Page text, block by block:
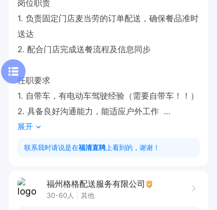
岗位职责
1. 负责固定门店麦当劳的订单配送，确保餐品准时
送达
2. 配合门店完成送餐流程及信息同步
任职要求
1. 自带车，有电动车驾驶经验（需要自带车！！）
2. 具备良好沟通能力，能适应户外工作
3. 有配送服务经验者优先
展开
联系我时请说是在福清直聘 上看到的，谢谢！
福州格格配送服务有限公司
30-60人 其他